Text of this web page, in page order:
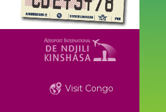
Visit Congo